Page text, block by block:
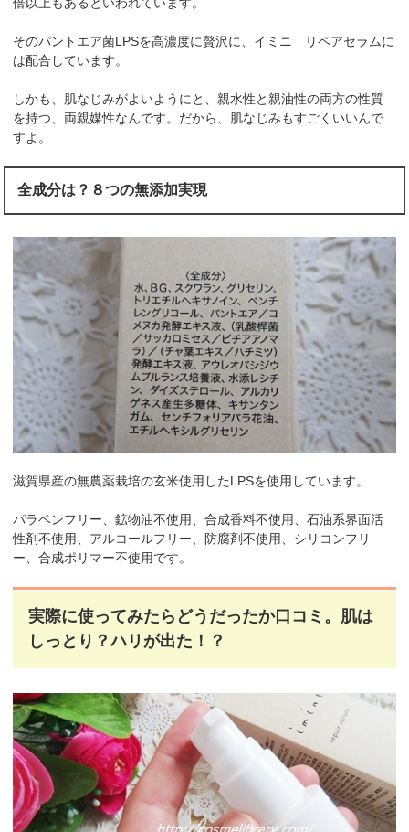
そのパントエア菌LPSを高濃度に贅沢に、イミニ リペアセラムに
は配合しています。
しかも、肌なじみがよいようにと、親水性と親油性の両方の性質
を持つ、両親媒性なんです。だから、肌なじみもすごくいいんで
すよ。
全成分は？８つの無添加実現
滋賀県産の無農薬栽培の玄米使用したLPSを使用しています。
パラベンフリー、鉱物油不使用、合成香料不使用、石油系界面活
性剤不使用、アルコールフリー、防腐剤不使用、シリコンフリ
ー、合成ポリマー不使用です。
実際に使ってみたらどうだったか口コミ。肌は
しっとり？ハリが出た！？